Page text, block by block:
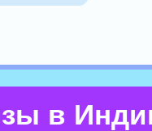
в